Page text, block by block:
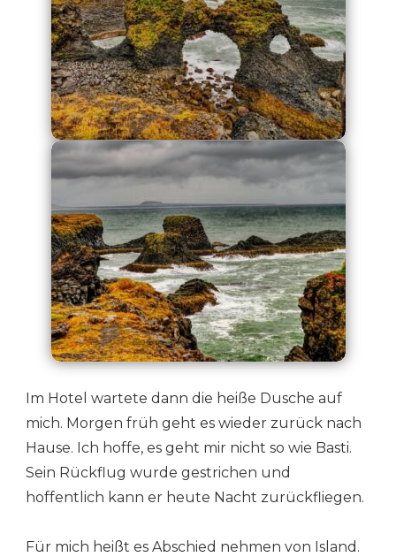
Im Hotel wartete dann die heiße Dusche auf
mich. Morgen früh geht es wieder zurück nach
Hause. Ich hoffe, es geht mir nicht so wie Basti.
Sein Rückflug wurde gestrichen und
hoffentlich kann er heute Nacht zurückfliegen.
Für mich heißt es Abschied nehmen von Island.